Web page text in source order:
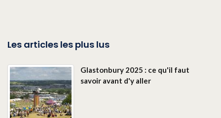
Les articles les plus lus
Glastonbury 2025 : ce qu'il faut
savoir avant d'y aller